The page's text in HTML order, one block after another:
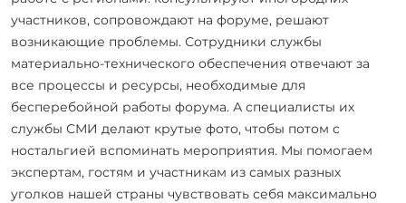
участников, сопровождают на форуме, решают
возникающие проблемы. Сотрудники службы
материально-технического обеспечения отвечают за
все процессы и ресурсы, необходимые для
бесперебойной работы форума. А специалисты их
службы СМИ делают крутые фото, чтобы потом с
ностальгией вспоминать мероприятия. Мы помогаем
экспертам, гостям и участникам из самых разных
уголков нашей страны чувствовать себя максимально